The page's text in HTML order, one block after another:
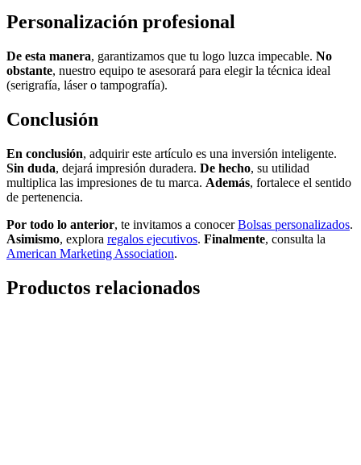
Personalización profesional
De esta manera, garantizamos que tu logo luzca impecable. No
obstante, nuestro equipo te asesorará para elegir la técnica ideal
(serigrafía, láser o tampografía).
Conclusión
En conclusión, adquirir este artículo es una inversión inteligente.
Sin duda, dejará impresión duradera. De hecho, su utilidad
multiplica las impresiones de tu marca. Además, fortalece el sentido
de pertenencia.
Por todo lo anterior, te invitamos a conocerBolsas personalizados.
Asimismo, explora regalos ejecutivos. Finalmente, consulta la
American Marketing Association.
Productos relacionados